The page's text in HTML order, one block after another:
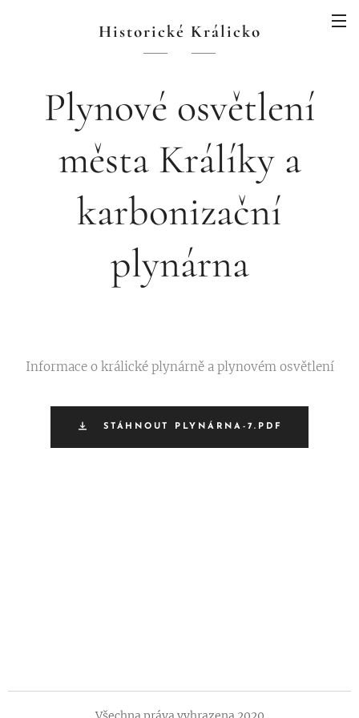
Historické Králicko
Plynové osvětlení
města Králíky a
karbonizační
plynárna
Informace o králické plynárně a plynovém osvětlení
STÁHNOUT PLYNÁRNA-7.PDF